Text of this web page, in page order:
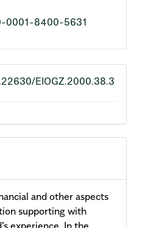
0001-8400-5631
EIOGZ.2000.38.3
and other aspects
supporting with